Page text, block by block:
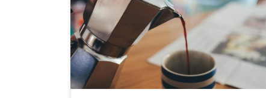
to, ponieważ obie substancje są
stosowane w leczeniu bezsenności i mają
działanie uspokajające, mogą wystąpić
nasilone działania niepożądane, w tym
zawroty głowy, senność, dezorientacja,
trudności z koncentracją, zaburzenia